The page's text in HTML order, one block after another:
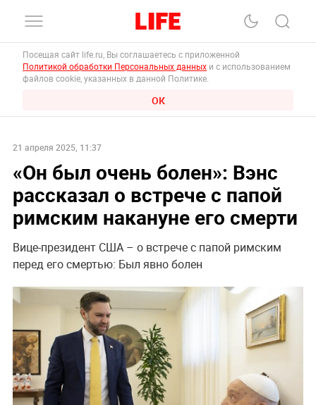
Посещая сайт life.ru, Вы соглашаетесь с приложенной
Политикой обработки Персональных данных и с использованием
файлов cookie, указанных в данной Политике.
ОК
21 апреля 2025, 11:37
«Он был очень болен»: Вэнс
рассказал о встрече с папой
римским накануне его смерти
Вице-президент США – о встрече с папой римским
перед его смертью: Был явно болен